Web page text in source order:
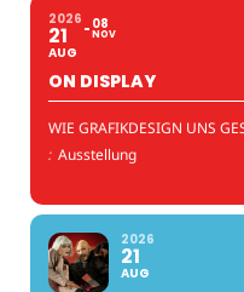
2026
21
AUG
08
NOV
ON DISPLAY
WIE GRAFIKDESIGN UNS
: Ausstellung
2026
21
AUG